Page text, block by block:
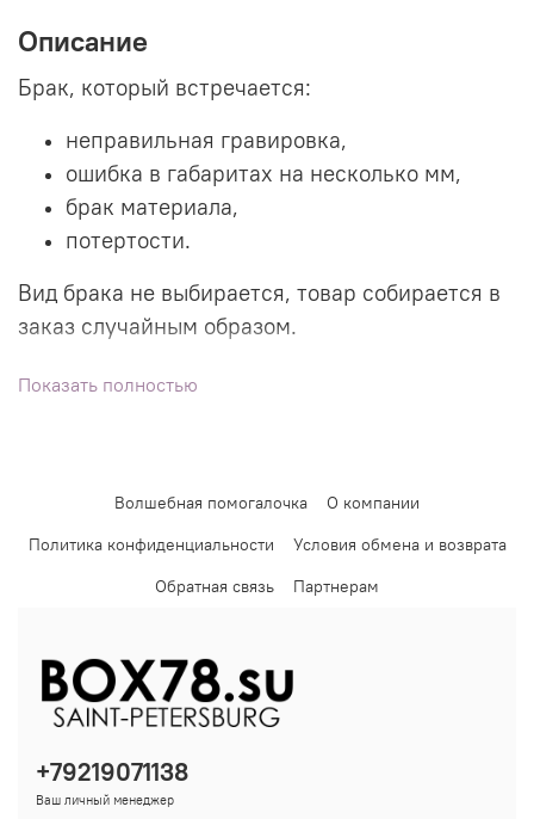
Описание
Брак, который встречается:
неправильная гравировка,
ошибка в габаритах на несколько мм,
брак материала,
потертости.
Вид брака не выбирается, товар собирается в
заказ случайным образом.
Брак на безопасность, прочность и ходовые
Подробно про разделителитут.
Показать полностью
Волшебная помогалочка
О компании
Политика конфиденциальности
Условия обмена и возврата
Обратная связь
Партнерам
+79219071138
Ваш личный менеджер